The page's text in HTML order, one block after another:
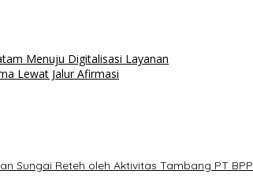
Menuju Digitalisasi Layanan
Lewat Jalur Afirmasi
Sungai Reteh oleh Aktivitas Tambang PT BPP